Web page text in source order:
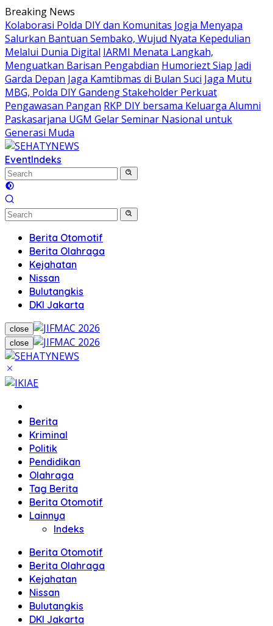
Skip
to
content
Breaking News
Kolaborasi Polda DIY dan Komunitas Jogja Menyapa
Salurkan Bantuan Sembako, Wujud Nyata Kepedulian
Melalui Dunia Digital IARMI Menata Langkah,
Menguatkan Barisan Pengabdian Humoriezt Siap Jadi
Garda Depan Jaga Kamtibmas di Bulan Suci Jaga Mutu
MBG, Polda DIY Gandeng Stakeholder Perkuat
Pengawasan Pangan RKP DIY bersama Keluarga Alumni
Paskasarjana UGM Gelar Seminar Nasional untuk
Generasi Muda
EventIndeks
Berita Otomotif
Berita Olahraga
Kejahatan
Nissan
Bulutangkis
DKI Jakarta
close
close
Berita
Kriminal
Politik
Pendidikan
Olahraga
Tag Berita
Berita Otomotif
Lainnya
Indeks
Berita Otomotif
Berita Olahraga
Kejahatan
Nissan
Bulutangkis
DKI Jakarta